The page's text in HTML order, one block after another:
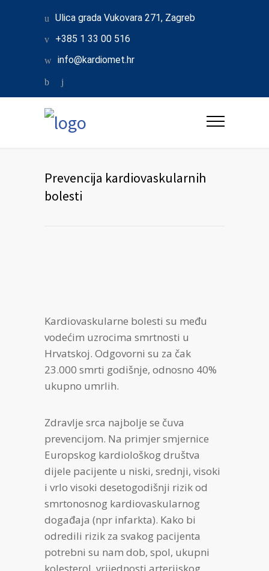
Ulica grada Vukovara 271, Zagreb
+385 1 33 00 516
info@kardiomet.hr
Prevencija kardiovaskularnih
bolesti
Kardiovaskularne bolesti su među
vodećim uzrocima smrtnosti u
Hrvatskoj. Odgovorni su za čak
23.000 smrti godišnje, odnosno 40%
ukupno umrlih.
Zdravlje srca najbolje se čuva
prevencijom. Na primjer smjernice
Europskog kardiološkog društva
dijele pacijente u niski, srednji, visoki
i vrlo visoki desetogodišnji rizik od
smrtonosnog kardiovaskularnog
događaja (npr infarkta). Kako bi
odredili rizik za svakog pacijenta
potrebni su nam dob, spol, ukupni